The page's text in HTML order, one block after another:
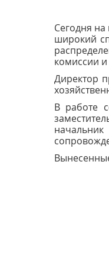
Сегодня
широкий
комиссии и
Директор
В работе